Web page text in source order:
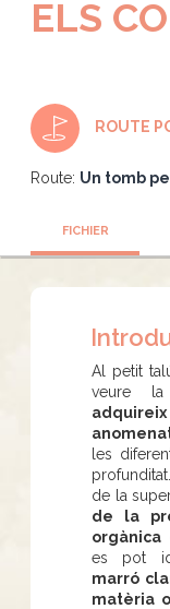
ELS
ROUTE
Route: Un tomb
FICHIER
Al petit
veure
les
de la
de la
orgànica
es pot
marró
matèria